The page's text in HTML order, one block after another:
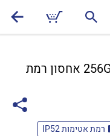
טאבלטים לנובו עם Wi-Fi עם 256GB אחסון רמת
רמת אטימות IP52